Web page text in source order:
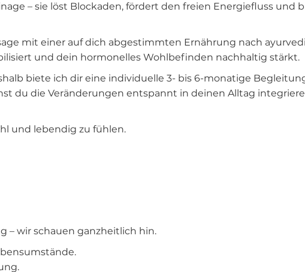
– sie löst Blockaden, fördert den freien Energiefluss und
mit einer auf dich abgestimmten Ernährung nach
und dein hormonelles Wohlbefinden nachhaltig stärkt.
biete ich dir eine individuelle 3- bis 6-monatige
du die Veränderungen entspannt in deinen Alltag
und lebendig zu fühlen.
– wir schauen ganzheitlich hin.